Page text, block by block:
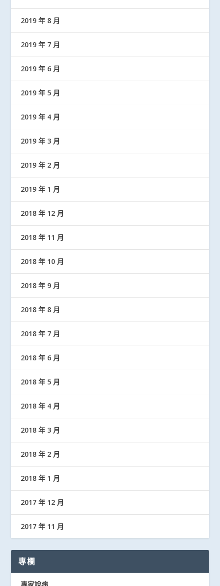
2019 年 8 月
2019 年 7 月
2019 年 6 月
2019 年 5 月
2019 年 4 月
2019 年 3 月
2019 年 2 月
2019 年 1 月
2018 年 12 月
2018 年 11 月
2018 年 10 月
2018 年 9 月
2018 年 8 月
2018 年 7 月
2018 年 6 月
2018 年 5 月
2018 年 4 月
2018 年 3 月
2018 年 2 月
2018 年 1 月
2017 年 12 月
2017 年 11 月
專欄